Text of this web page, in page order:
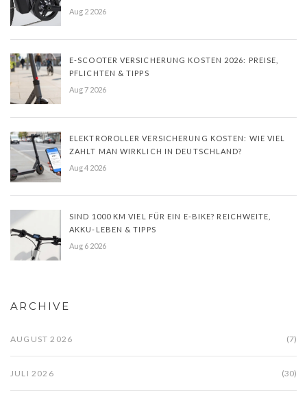
Aug 2 2026
E-SCOOTER VERSICHERUNG KOSTEN 2026: PREISE,
PFLICHTEN & TIPPS
Aug 7 2026
ELEKTROROLLER VERSICHERUNG KOSTEN: WIE VIEL
ZAHLT MAN WIRKLICH IN DEUTSCHLAND?
Aug 4 2026
SIND 1000 KM VIEL FÜR EIN E-BIKE? REICHWEITE,
AKKU-LEBEN & TIPPS
Aug 6 2026
ARCHIVE
AUGUST 2026 (7)
JULI 2026 (30)